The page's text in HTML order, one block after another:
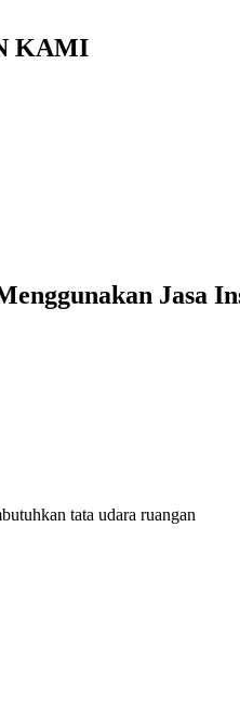
KAMI
Jasa
tata udara ruangan